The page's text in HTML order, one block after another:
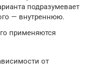
подразумевает
— внутреннюю.
применяются
от